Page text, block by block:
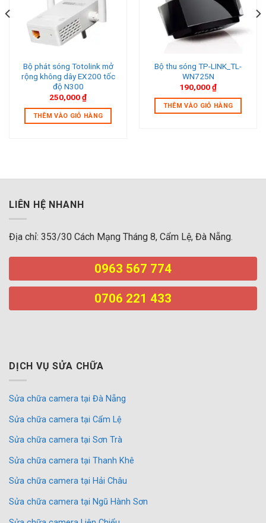
Bộ phát sóng Totolink mở
rộng không dây EX200 tốc
độ N300
250,000₫
THÊM VÀO GIỎ HÀNG
Bộ thu sóng TP-LINK_TL-
WN725N
190,000₫
THÊM VÀO GIỎ HÀNG
LIÊN HỆ NHANH
Địa chỉ: 353/30 Cách Mạng Tháng 8, Cẩm Lệ, Đà Nẵng.
0963 567 774
0706 221 433
DỊCH VỤ SỬA CHỮA
Sửa chữa camera tại Đà Nẵng
Sửa chữa camera tại Cẩm Lệ
Sửa chữa camera tại Sơn Trà
Sửa chữa camera tại Thanh Khê
Sửa chữa camera tại Hải Châu
Sửa chữa camera tại Ngũ Hành Sơn